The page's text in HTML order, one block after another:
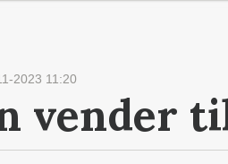
2023 11:20
vender